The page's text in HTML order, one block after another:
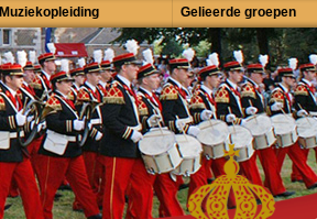
Muziekopleiding Gelieerde groepen